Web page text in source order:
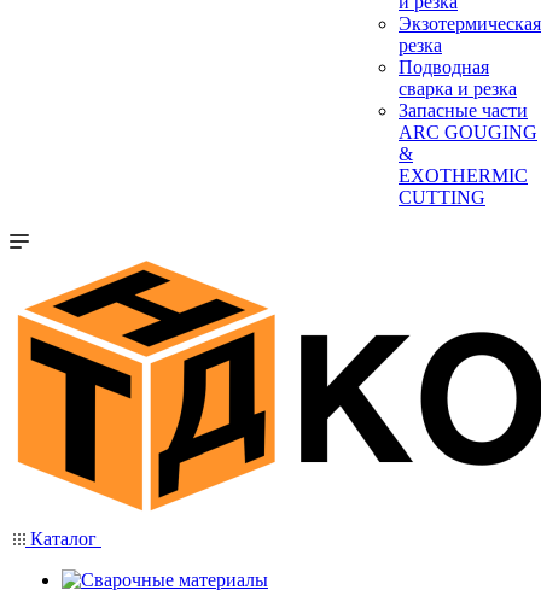
Экзотермическая
резка
Подводная
сварка и резка
Запасные части
ARC GOUGING
&
EXOTHERMIC
CUTTING
Каталог